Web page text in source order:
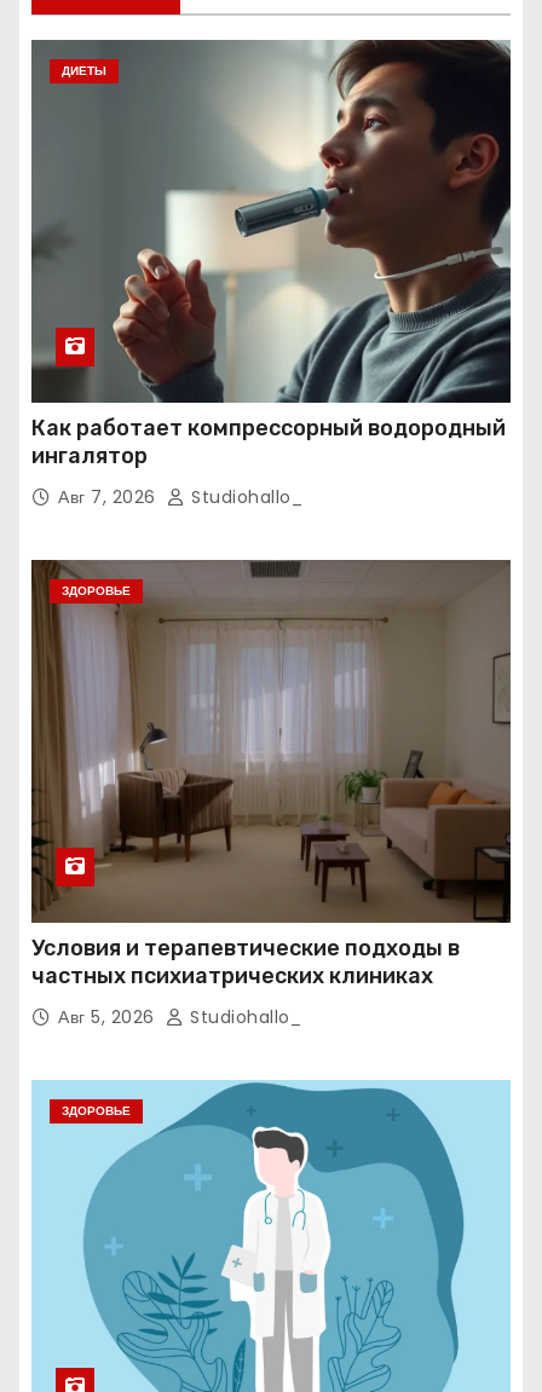
ДИЕТЫ
Как работает компрессорный водородный
ингалятор
Авг 7, 2026 Studiohallo_
ЗДОРОВЬЕ
Условия и терапевтические подходы в
частных психиатрических клиниках
Авг 5, 2026 Studiohallo_
ЗДОРОВЬЕ